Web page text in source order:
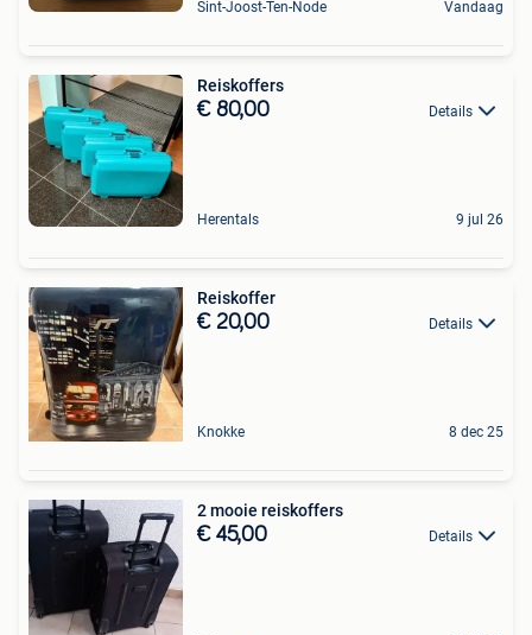
Sint-Joost-Ten-Node Vandaag
Reiskoffers
€ 80,00 Details
Herentals 9 jul 26
Reiskoffer
€ 20,00 Details
Knokke 8 dec 25
2 mooie reiskoffers
€ 45,00 Details